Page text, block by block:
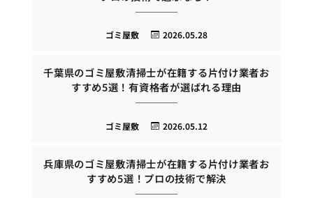
2026.05.28
ゴミ屋敷
千葉県のゴミ屋敷清掃士が在籍する片付け業者お
すすめ5選！有資格者が選ばれる理由
2026.05.12
ゴミ屋敷
兵庫県のゴミ屋敷清掃士が在籍する片付け業者お
すすめ5選！プロの技術で解決